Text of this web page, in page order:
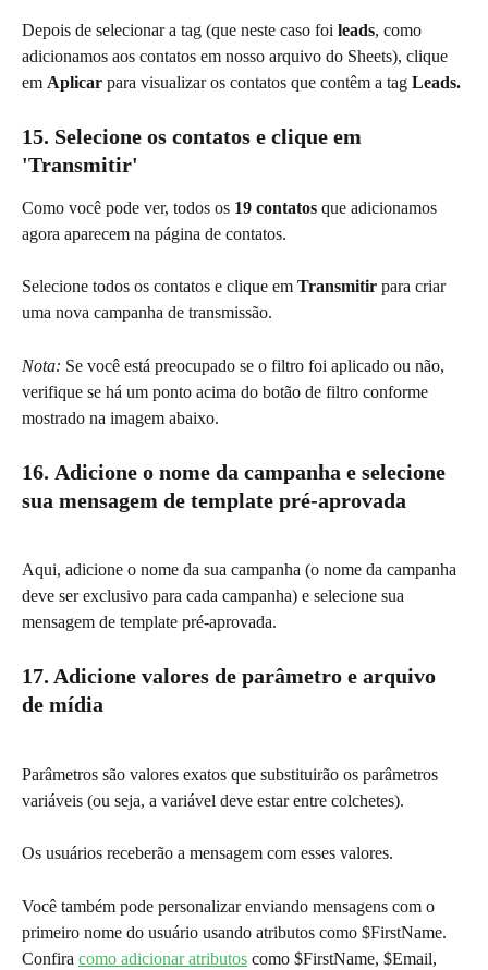
Depois de selecionar a tag (que neste caso foi leads, como
adicionamos aos contatos em nosso arquivo do Sheets), clique
em Aplicar para visualizar os contatos que contêm a tag Leads.
15. Selecione os contatos e clique em
'Transmitir'
Como você pode ver, todos os 19 contatos que adicionamos
agora aparecem na página de contatos.
Selecione todos os contatos e clique em Transmitir para criar
uma nova campanha de transmissão.
Nota: Se você está preocupado se o filtro foi aplicado ou não,
verifique se há um ponto acima do botão de filtro conforme
mostrado na imagem abaixo.
16. Adicione o nome da campanha e selecione
sua mensagem de template pré-aprovada
Aqui, adicione o nome da sua campanha (o nome da campanha
deve ser exclusivo para cada campanha) e selecione sua
mensagem de template pré-aprovada.
17. Adicione valores de parâmetro e arquivo
de mídia
Parâmetros são valores exatos que substituirão os parâmetros
variáveis (ou seja, a variável deve estar entre colchetes).
Os usuários receberão a mensagem com esses valores.
Você também pode personalizar enviando mensagens com o
primeiro nome do usuário usando atributos como $FirstName.
Confira como adicionar atributos como $FirstName, $Email,